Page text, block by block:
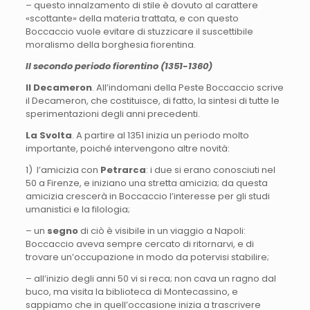
– questo innalzamento di stile è dovuto al carattere
«scottante» della materia trattata, e con questo
Boccaccio vuole evitare di stuzzicare il suscettibile
moralismo della borghesia fiorentina.
Il secondo periodo fiorentino (1351-1360)
Il Decameron. All’indomani della Peste Boccaccio scrive
il Decameron, che costituisce, di fatto, la sintesi di tutte le
sperimentazioni degli anni precedenti.
La Svolta. A partire al 1351 inizia un periodo molto
importante, poiché intervengono altre novità:
1) l’amicizia con Petrarca: i due si erano conosciuti nel
50 a Firenze, e iniziano una stretta amicizia; da questa
amicizia crescerà in Boccaccio l’interesse per gli studi
umanistici e la filologia;
– un segnodi ciò è visibile in un viaggio a Napoli:
Boccaccio aveva sempre cercato di ritornarvi, e di
trovare un’occupazione in modo da potervisi stabilire;
– all’inizio degli anni 50 vi si reca; non cava un ragno dal
buco, ma visita la biblioteca di Montecassino, e
sappiamo che in quell’occasione inizia a trascrivere